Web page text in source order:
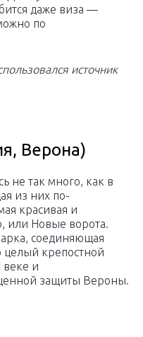
даже виза —
по
источник
Верона)
не так много, как в
из них по-
красивая и
или Новые ворота.
соединяющая
целый крепостной
веке и
защиты Вероны.